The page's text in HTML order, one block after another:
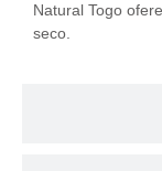
Natural Togo
seco.